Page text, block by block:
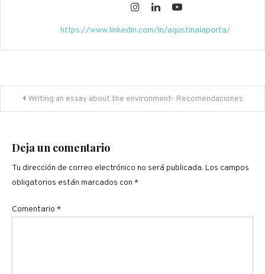
https://www.linkedin.com/in/agustinalaporta/
Navegación
de
entradas
Writing an essay about the environment- Recomendaciones
Deja un comentario
Tu dirección de correo electrónico no será publicada. Los campos
obligatorios están marcados con *
Comentario *